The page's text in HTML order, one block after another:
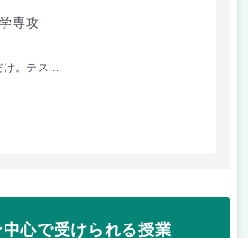
専攻
け。テス...
心で受けられる授業